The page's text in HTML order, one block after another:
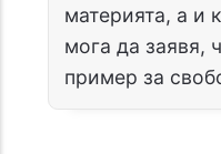
материята, а и
мога да заявя,
пример за